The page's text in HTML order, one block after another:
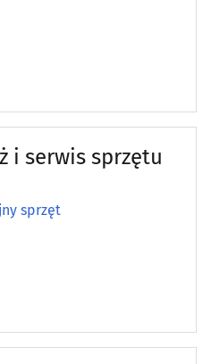
i serwis sprzętu
sprzęt